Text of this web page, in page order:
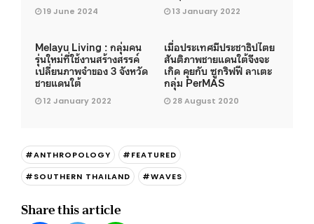
19 June 2024 13 January 2022
Melayu Living : กลุ่มคน
รุ่นใหม่ที่ใช้งานสร้างสรรค์
เปลี่ยนภาพจำของ 3 จังหวัด
ชายแดนใต้
12 January 2022
เมื่อประเทศมีประชาธิปไตย
สันติภาพชายแดนใต้จึงจะ
เกิด คุยกับ ซูกริฟฟี ลาเตะ
กลุ่ม PerMAS
28 August 2020
#ANTHROPOLOGY
#FEATURED
#SOUTHERN THAILAND
#WAVES
Share this article